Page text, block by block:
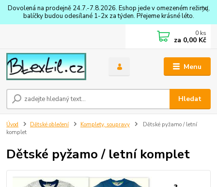
Dovolená na prodejně 24.7.-7.8.2026. Eshop jede v omezeném režimu,
balíčky budou odesílané 1-2x za týden. Přejeme krásné léto.
Menu
Hledat
0 ks
za 0,00 Kč
Úvod Dětské oblečení Komplety, soupravy
Dětské pyžamo / letní
komplet
Dětské pyžamo / letní komplet